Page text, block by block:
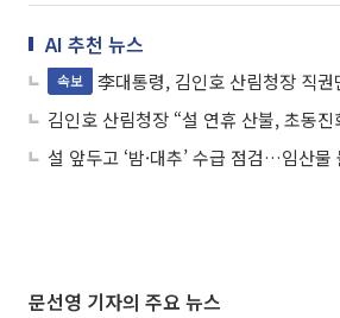
AI 추천 뉴스
속보
李대통령, 김인호 산림청장 직권면
김인호 산림청장 “설 연휴 산불, 초동
설 앞두고 ‘밤·대추’ 수급 점검…임산물
문선영 기자의 주요 뉴스